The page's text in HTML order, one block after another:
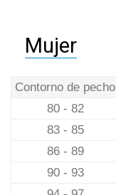
Mujer
Contorno de pecho
80 - 82
83 - 85
86 - 89
90 - 93